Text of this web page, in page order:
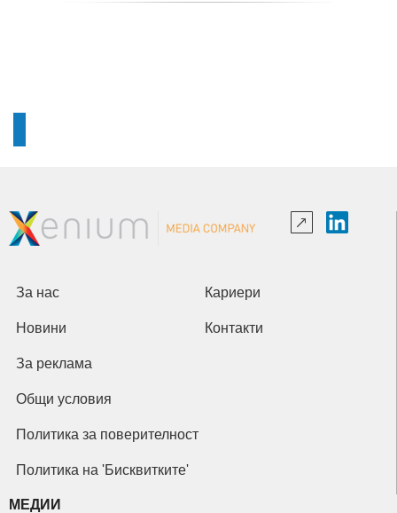
За нас Кариери
Новини Контакти
За реклама
Общи условия
Политика за поверителност
Политика на 'Бисквитките'
МЕДИИ